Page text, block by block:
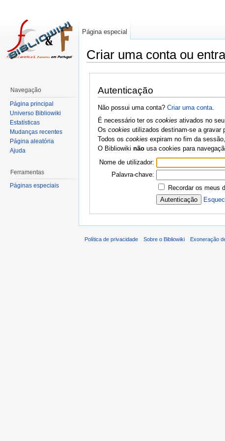
Criar uma conta ou
Autenticação
Não possui uma conta? Criar uma conta.
É necessário ter os cookies ativados no
Os cookies utilizados destinam-se a gravar
Todos os cookies expiram no fim da
O Bibliowiki nãousa cookies para
Nome de utilizador:
Palavra-chave:
Recordar os meus
Página especial
Navegação
Página principal
Universo Bibliowiki
Estatísticas
Mudanças recentes
Página aleatória
Ajuda
Ferramentas
Páginas especiais
Política de privacidade Sobre o Bibliowiki Exoneração